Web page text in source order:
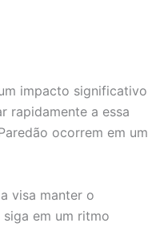
impacto significativo
rapidamente a essa
ocorrem em um
visa manter o
em um ritmo